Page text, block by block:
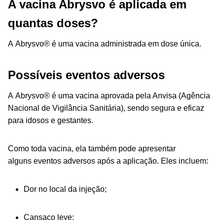
A vacina Abrysvo é aplicada em
quantas doses?
A Abrysvo® é uma vacina administrada em dose única.
Possíveis eventos adversos
A Abrysvo® é uma vacina aprovada pela Anvisa (Agência
Nacional de Vigilância Sanitária), sendo segura e eficaz
para idosos e gestantes.
Como toda vacina, ela também pode apresentar
alguns eventos adversos após a aplicação. Eles incluem:
Dor no local da injeção;
Cansaço leve;